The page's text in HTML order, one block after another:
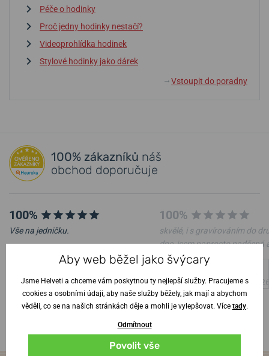
Péče o hodinky
Proč jedny hodinky nestačí?
Videoprohlídka hodinek
Stylové hodinky jako dárek
↓ Vstoupit do poradny
100% zákazníků náš
obchod doporučuje
100%
Vše na jedničku.
Ověřený zákazník • 6. 8. 2026
100%
skvělé, i s gravírováním do
dne, jsem naprosto nadšená
manžel z hodinek též
Ověřený zákazník•4. 8.
Aby web běžel jako švýcary
Jsme Helveti a chceme vám poskytnou ty nejlepší služby. Pracujeme s
cookies a osobními údaji, aby naše služby běžely, jak mají a abychom
věděli, co se na našich stránkách děje a mohli je vylepšovat. Více tady.
Odmítnout
Povolit vše